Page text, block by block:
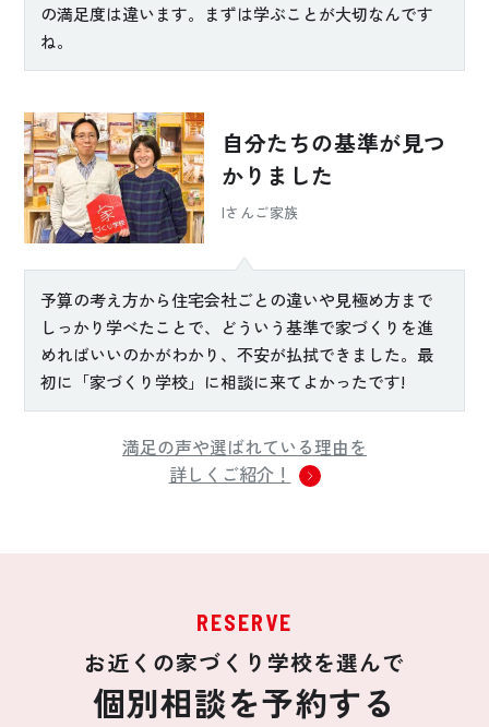
の満足度は違います。まずは学ぶことが大切なんです
ね。
自分たちの基準が見つ
かりました
Iさんご家族
予算の考え方から住宅会社ごとの違いや見極め方まで
しっかり学べたことで、どういう基準で家づくりを進
めればいいのかがわかり、不安が払拭できました。最
初に「家づくり学校」に相談に来てよかったです!
満足の声や選ばれている理由を
詳しくご紹介！
RESERVE
お近くの家づくり学校を選んで
個別相談を予約する